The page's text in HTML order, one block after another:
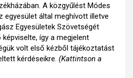
A közgyűlést Módes
egyesület által meghívott illetve
Egyesületek Szövetségét
így a megjelent
volt első kézből tájékoztatást
kérdéseikre. (Kattintson a